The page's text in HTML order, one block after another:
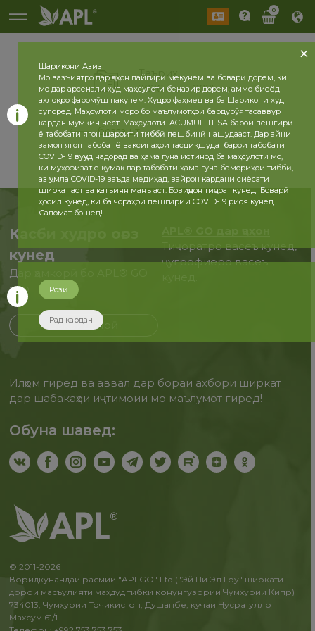
0
Таърих
2026 сол 2025 сол
бозгашт
Касби худро оғоз
кунед
Дар ҳамкорӣ бо APL® GO
ҳоло
Бақайдгирӣ
Тиҷоратро васеъ кунед,
ҷуғрофиёро васеъ
Илҳом гиред ва аввал дар бораи ахбори ширкат
дар шабакаҳои иҷтимоии мо маълумот гиред!
Обуна шавед:
© 2011-2026
Воридкунандаи расмии "APLGO" Ltd ("Эй Пи Эл Гоу" ширкати
дорои масъулияти махдуд тибки конунгузории Чумхурии Кипр)
734013, Чумхурии Точикистон, Душанбе, кучаи Нусратулло
Махсум 61/1.
Шарикони Азиз!
Мо вазъиятро дар ҷаҳон пайгирӣ мекунем ва боварӣ дорем, ки
мо дар арсенали худ маҳсулоти беназир дорем, аммо биеёд
ахлоқро фаромӯш накунем. Худро фаҳмед ва ба Шарикони худ
супоред. Маҳсулоти моро бо маълумотҳои бардурӯғ тасаввур
кардан мумкин нест. Маҳсулоти ACUMULLIT SA барои пешгирӣ
ё табобати ягон шароити тиббӣ пешбинӣ нашудааст. Дар айни
замон ягон табобат ё ваксинаҳои тасдиқшуда барои табобати
COVID-19 вуҷуд надорад ва ҳама гуна истинод ба маҳсулоти мо,
ки муҳофизат ё кӯмак дар табобати ҳама гуна бемориҳои тиббӣ,
аз ҷумла COVID-19 ваъда медиҳад, вайрон кардани сиёсати
ширкат аст ва қатъиян манъ аст. Бовиҷдон тиҷорат кунед! Боварӣ
ҳосил кунед, ки ба чораҳои пешгирии COVID-19 риоя кунед.
Саломат бошед!
Розӣ
Рад кардан